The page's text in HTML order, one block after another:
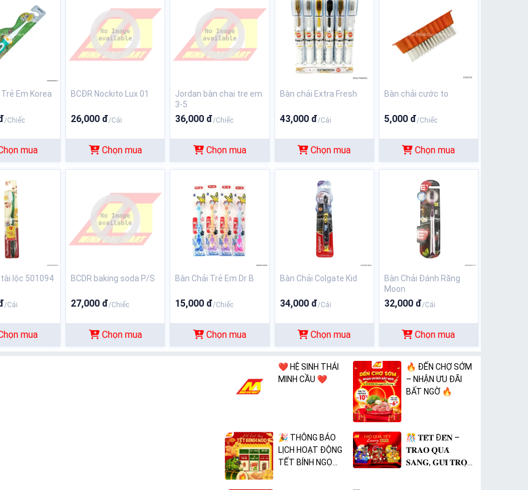
Trẻ Em Korea
/Chiếc
mua
BCĐR Nockito Lux 01
26,000 đ/Cái
Chọn mua
Jordan bàn chai tre em
3-5
36,000 đ/Chiếc
Chọn mua
Bàn chải Extra Fresh
43,000 đ/Cái
Chọn mua
Bàn chải cước to
5,000 đ/Chiếc
Chọn mua
lộc 501094
/Cái
mua
BCDR baking soda P/S
27,000 đ/Chiếc
Chọn mua
Bàn Chải Trẻ Em Dr B
15,000 đ/Chiếc
Chọn mua
Bàn Chải Colgate Kid
34,000 đ/Cái
Chọn mua
Bàn Chải Đánh Răng
Moon
32,000 đ/Cái
Chọn mua
❤️ HỆ SINH THÁI
MINH CẦU ❤️
🔥 ĐẾN CHỢ SỚM
– NHẬN ƯU ĐÃI
BẤT NGỜ 🔥
🎉 THÔNG BÁO
LỊCH HOẠT ĐỘNG
TẾT BÍNH NGỌ
🎊 𝐓𝐄̂́𝐓 Đ𝐄̂́𝐍 –
𝐓𝐑𝐀𝐎 𝐐𝐔𝐀̀
𝐒𝐀𝐍𝐆, 𝐆𝐔̛̉𝐈 𝐓𝐑𝐎̣𝐍